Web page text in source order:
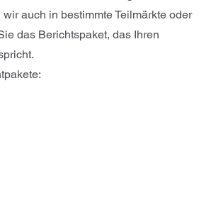
auch in bestimmte Teilmärkte oder
das Berichtspaket, das Ihren